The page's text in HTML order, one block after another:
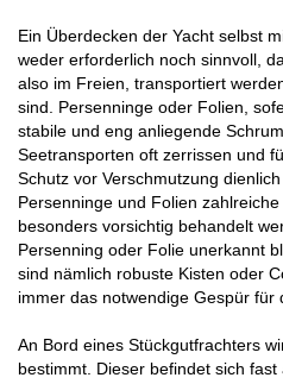
Ein Überdecken der Yacht selbst
weder erforderlich noch sinnvoll,
also im Freien, transportiert
sind. Persenninge oder Folien,
stabile und eng anliegende
Seetransporten oft zerrissen und
Schutz vor Verschmutzung
Persenninge und Folien
besonders vorsichtig behandelt
Persenning oder Folie unerkannt
sind nämlich robuste Kisten oder
immer das notwendige Gespür für
An Bord eines Stückgutfrachters
bestimmt. Dieser befindet sich